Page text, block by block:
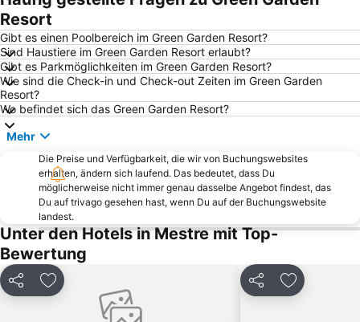
Marghera
Dorsoduro
Sottomarina
La Basilica di sant'Antonio di Padova
Canal Grande
PadovaFiere
Porto Marghera
Lido Venezia
Praia de Mira
Venedig Simplon Orient-Express
Duna Verde
Cavallino Treporti Lido
Cortellazzo
Flughafen Treviso
Rialtobrücke
Punta Sabbioni
Arsenal
Sottomarina
Santa Croce
Die Insel Burano
Centro Storico
Vie di Venezia
San Polo
Opernhaus Venedig Teatro la Fenice
Resort
Gibt es einen Poolbereich im Green Garden Resort?
Sind Haustiere im Green Garden Resort erlaubt?
Gibt es Parkmöglichkeiten im Green Garden Resort?
Wie sind die Check-in und Check-out Zeiten im Green Garden
Resort?
Wo befindet sich das Green Garden Resort?
Mehr
Die Preise und Verfügbarkeit, die wir von Buchungswebsites
erhalten, ändern sich laufend. Das bedeutet, dass Du
möglicherweise nicht immer genau dasselbe Angebot findest, das
Du auf trivago gesehen hast, wenn Du auf der Buchungswebsite
landest.
Unter den Hotels in Mestre mit Top-
Bewertung
Teilen Zu Favoriten hinzufügen Teilen Zu